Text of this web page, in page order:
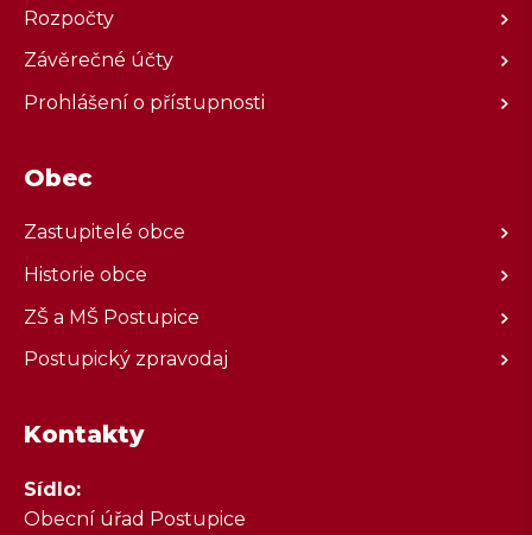
Rozpočty
Závěrečné účty
Prohlášení o přístupnosti
Obec
Zastupitelé obce
Historie obce
ZŠ a MŠ Postupice
Postupický zpravodaj
Kontakty
Sídlo:
Obecní úřad Postupice